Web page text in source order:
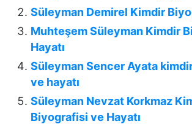
Süleyman Demirel Kimdir
Muhteşem Süleyman Kimdir
Hayatı
Süleyman Sencer Ayata
ve hayatı
Süleyman Nevzat Korkmaz
Biyografisi ve Hayatı